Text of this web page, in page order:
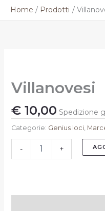
Home Prodotti
Villanovesi
€10,00 Spedizione
Categorie: Genius loci,
- +